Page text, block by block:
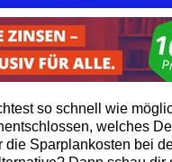
so schnell wie
welches
die Sparplankosten bei